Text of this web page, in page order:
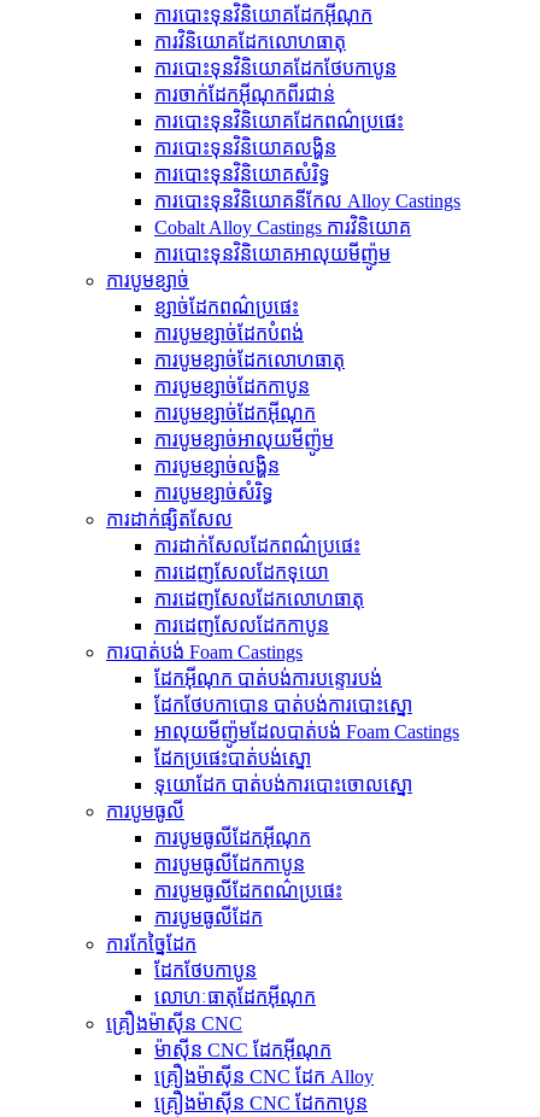
ការបោះទុនវិនិយោគដែកអ៊ីណុក
ការ​វិនិយោគ​ដែក​លោហធាតុ
ការបោះទុនវិនិយោគដែកថែបកាបូន
ការចាក់ដែកអ៊ីណុកពីរជាន់
ការបោះទុនវិនិយោគដែកពណ៌ប្រផេះ
ការបោះទុនវិនិយោគលង្ហិន
ការបោះទុនវិនិយោគសំរិទ្ធ
ការបោះទុនវិនិយោគនីកែល Alloy Castings
Cobalt Alloy Castings ការវិនិយោគ
ការបោះទុនវិនិយោគអាលុយមីញ៉ូម
ការបូមខ្សាច់
ខ្សាច់ដែកពណ៌ប្រផេះ
ការបូមខ្សាច់ដែកបំពង់
ការ​បូម​ខ្សាច់​ដែក​លោហធាតុ
ការបូមខ្សាច់ដែកកាបូន
ការបូមខ្សាច់ដែកអ៊ីណុក
ការបូមខ្សាច់អាលុយមីញ៉ូម
ការបូមខ្សាច់លង្ហិន
ការបូមខ្សាច់សំរិទ្ធ
ការដាក់ផ្សិតសែល
ការដាក់សែលដែកពណ៌ប្រផេះ
ការ​ដេញ​សែល​ដែក​ទុយោ
ការ​ដេញ​សែល​ដែក​លោហធាតុ
ការដេញសែលដែកកាបូន
ការបាត់បង់ Foam Castings
ដែកអ៊ីណុក បាត់បង់ការបន្ទោរបង់
ដែកថែបកាបោន បាត់បង់ការបោះស្នោ
អាលុយមីញ៉ូមដែលបាត់បង់ Foam Castings
ដែក​ប្រផេះ​បាត់​បង់​ស្នោ
ទុយោដែក បាត់បង់ការបោះចោលស្នោ
ការបូមធូលី
ការបូមធូលីដែកអ៊ីណុក
ការបូមធូលីដែកកាបូន
ការបូមធូលីដែកពណ៌ប្រផេះ
ការបូមធូលីដែក
ការកែច្នៃដែក
ដែកថែបកាបូន
លោហៈធាតុដែកអ៊ីណុក
គ្រឿងម៉ាស៊ីន CNC
ម៉ាស៊ីន CNC ដែកអ៊ីណុក
គ្រឿងម៉ាស៊ីន CNC ដែក Alloy
គ្រឿងម៉ាស៊ីន CNC ដែកកាបូន